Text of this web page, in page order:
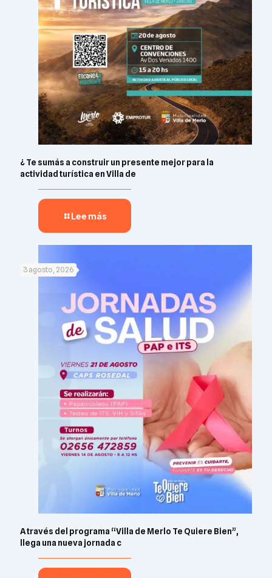
¿ Te sumás a construir un presente mejor para la
actividad turística en Villa de
Lee más
3 agosto, 2026
A través del programa “Villa de Merlo Te Quiere Bien”,
llega una nueva jornada c